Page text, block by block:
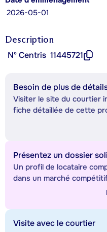
2026-05-01
Description
Nº Centris 11445721
Besoin de plus de
Visiter le site du courtier
fiche détaillée de cette
Présentez un dossier
Un profil de locataire
dans un marché
Visite avec le courtier